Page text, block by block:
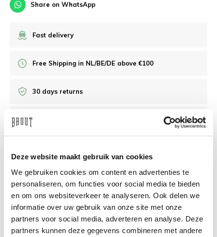
Deze website maakt gebruik van cookies
We gebruiken cookies om content en advertenties te
personaliseren, om functies voor social media te bieden
en om ons websiteverkeer te analyseren. Ook delen we
informatie over uw gebruik van onze site met onze
partners voor social media, adverteren en analyse. Deze
partners kunnen deze gegevens combineren met andere
Share on WhatsApp
Fast delivery
Free Shipping in NL/BE/DE above €100
30 days returns
Need help?We're glad to help
info@bruut.nl Live chat Whatsapp
About this product
Shipment and returns